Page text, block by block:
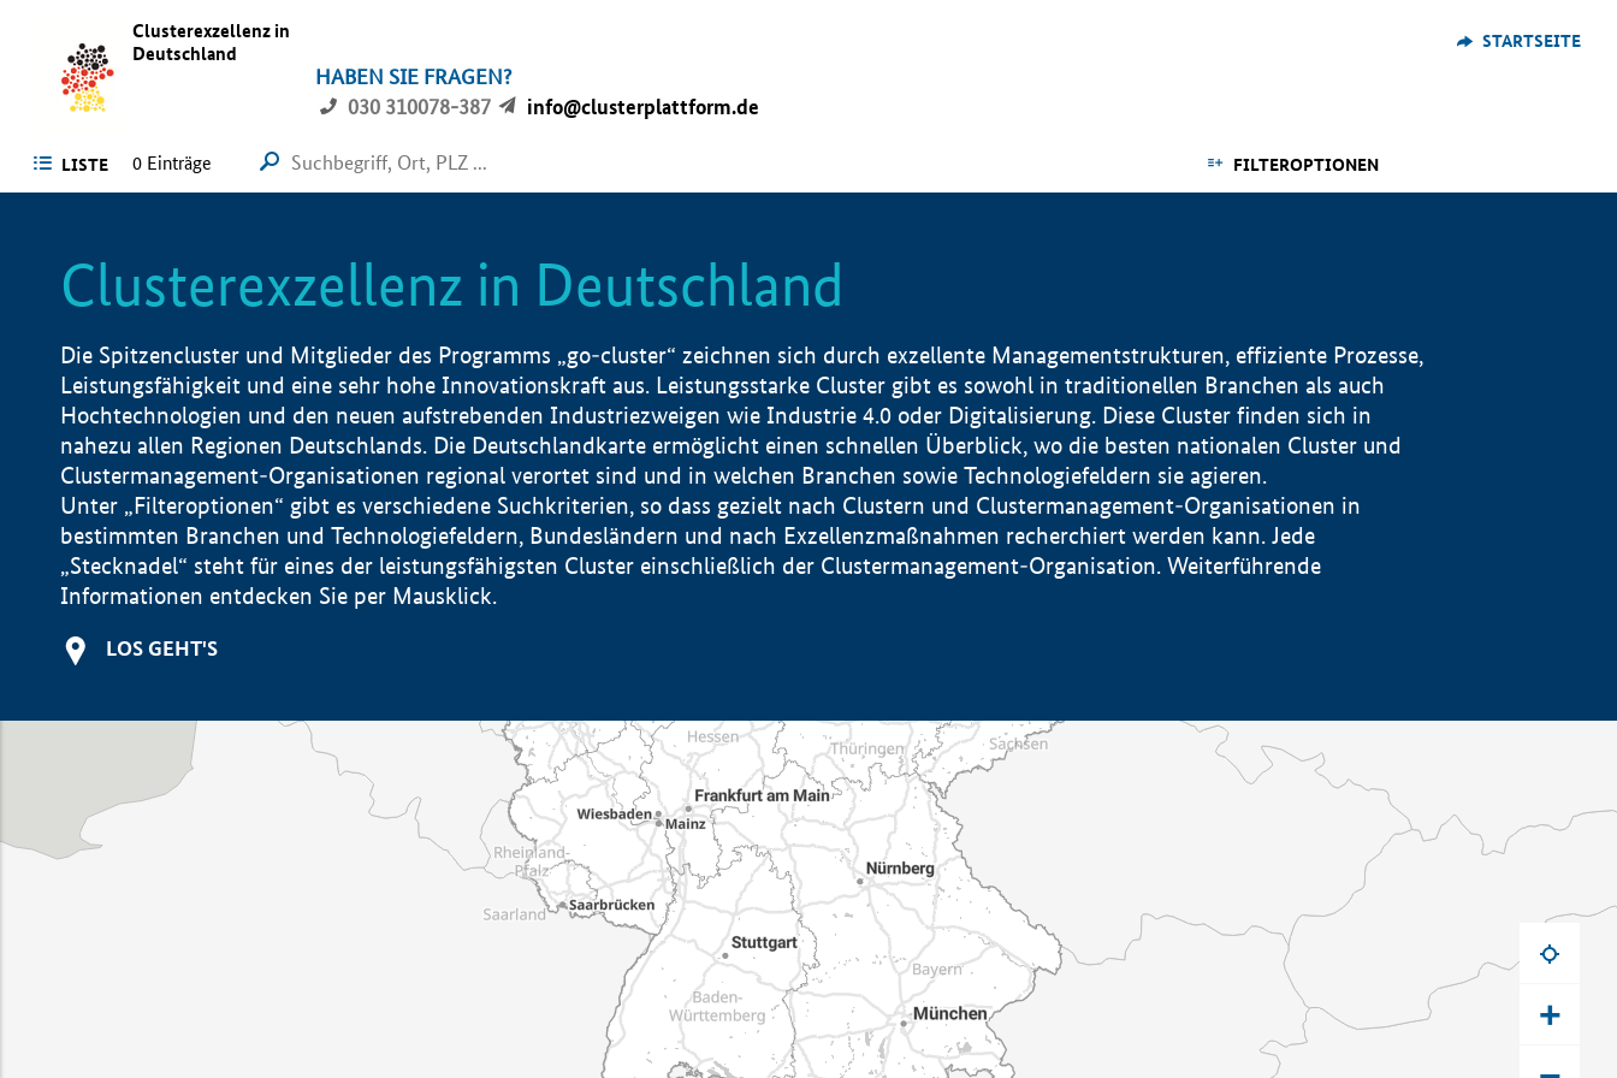
Clusterexzellenz in
Deutschland
HABEN SIE FRAGEN?
030 310078-387
info@clusterplattform.de
STARTSEITE
LISTE FILTEROPTIONEN
0 Einträge
Clusterexzellenz in Deutschland
Die Spitzencluster und Mitglieder des Programms „go-cluster“ zeichnen sich durch exzellente Managementstrukturen, effiziente Prozesse,
Leistungsfähigkeit und eine sehr hohe Innovationskraft aus. Leistungsstarke Cluster gibt es sowohl in traditionellen Branchen als auch
Hochtechnologien und den neuen aufstrebenden Industriezweigen wie Industrie 4.0 oder Digitalisierung. Diese Cluster finden sich in
nahezu allen Regionen Deutschlands. Die Deutschlandkarte ermöglicht einen schnellen Überblick, wo die besten nationalen Cluster und
Clustermanagement-Organisationen regional verortet sind und in welchen Branchen sowie Technologiefeldern sie agieren.
Unter „Filteroptionen“ gibt es verschiedene Suchkriterien, so dass gezielt nach Clustern und Clustermanagement-Organisationen in
bestimmten Branchen und Technologiefeldern, Bundesländern und nach Exzellenzmaßnahmen recherchiert werden kann. Jede
„Stecknadel“ steht für eines der leistungsfähigsten Cluster einschließlich der Clustermanagement-Organisation. Weiterführende
Informationen entdecken Sie per Mausklick.
LOS GEHT'S
+